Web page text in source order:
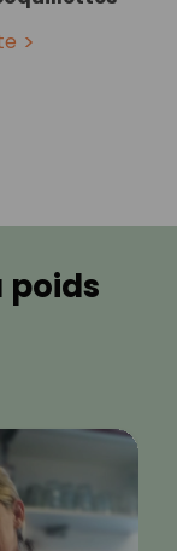
poids